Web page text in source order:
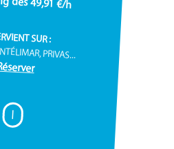
SUR :
PRIVAS...
I